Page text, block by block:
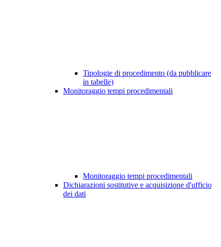
Tipologie di procedimento (da pubblicare
in tabelle)
Monitoraggio tempi procedimentali
Monitoraggio tempi procedimentali
Dichiarazioni sostitutive e acquisizione d'ufficio
dei dati